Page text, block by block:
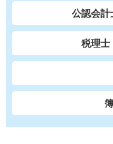
公認会計
税理士